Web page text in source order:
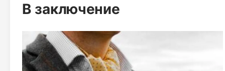
В заключение